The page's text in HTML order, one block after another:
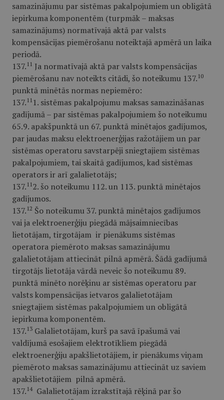
samazinājumu par sistēmas pakalpojumiem un obligātā
iepirkuma komponentēm (turpmāk – maksas
samazinājums) normatīvajā aktā par valsts
kompensācijas piemērošanu noteiktajā apmērā un laika
periodā.
137. 11 Ja normatīvajā aktā par valsts kompensācijas
piemērošanu nav noteikts citādi, šo noteikumu 137. 10
punktā minētās normas nepiemēro:
137. 11 1. sistēmas pakalpojumu maksas samazināšanas
gadījumā – par sistēmas pakalpojumiem šo noteikumu
65.9. apakšpunktā un 67. punktā minētajos gadījumos,
par jaudas maksu elektroenerģijas ražotājiem un par
sistēmas operatoru savstarpēji sniegtajiem sistēmas
pakalpojumiem, tai skaitā gadījumos, kad sistēmas
operators ir arī galalietotājs;
137. 11 2. šo noteikumu 112. un 113. punktā minētajos
gadījumos.
137. 12 Šo noteikumu 37. punktā minētajos gadījumos
vai ja elektroenerģiju piegādā mājsaimniecības
lietotājam, tirgotājam ir pienākums sistēmas
operatora piemēroto maksas samazinājumu
galalietotājam attiecināt pilnā apmērā. Šādā gadījumā
tirgotājs lietotāja vārdā neveic šo noteikumu 89.
punktā minēto norēķinu ar sistēmas operatoru par
valsts kompensācijas ietvaros galalietotājam
sniegtajiem sistēmas pakalpojumiem un obligātā
iepirkuma komponentēm.
137. 13 Galalietotājam, kurš pa savā īpašumā vai
valdījumā esošajiem elektrotīkliem piegādā
elektroenerģiju apakšlietotājiem, ir pienākums viņam
piemēroto maksas samazinājumu attiecināt uz saviem
apakšlietotājiem pilnā apmērā.
137. 14Galalietotājam izrakstītajā rēķinā par šo